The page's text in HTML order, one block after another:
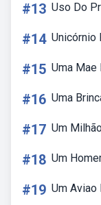
#13 Uso Do
#14 Unicórnio
#15 Uma Mae
#16 Uma
#17 Um
#18 Um
#19 Um Aviao